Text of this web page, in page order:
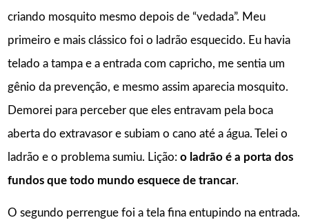
criando mosquito mesmo depois de “vedada”. Meu
primeiro e mais clássico foi o ladrão esquecido. Eu havia
telado a tampa e a entrada com capricho, me sentia um
gênio da prevenção, e mesmo assim aparecia mosquito.
Demorei para perceber que eles entravam pela boca
aberta do extravasor e subiam o cano até a água. Telei o
ladrão e o problema sumiu. Lição: o ladrão é a porta dos
fundos que todo mundo esquece de trancar.
O segundo perrengue foi a tela fina entupindo na entrada.